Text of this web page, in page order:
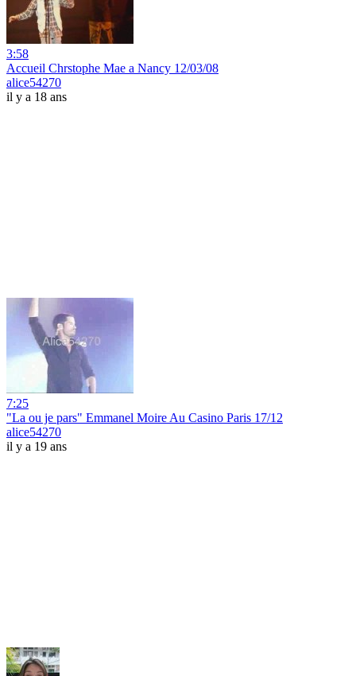
3:58
Accueil Chrstophe Mae a Nancy 12/03/08
alice54270
il y a 18 ans
7:25
"La ou je pars" Emmanel Moire Au Casino Paris 17/12
alice54270
il y a 19 ans